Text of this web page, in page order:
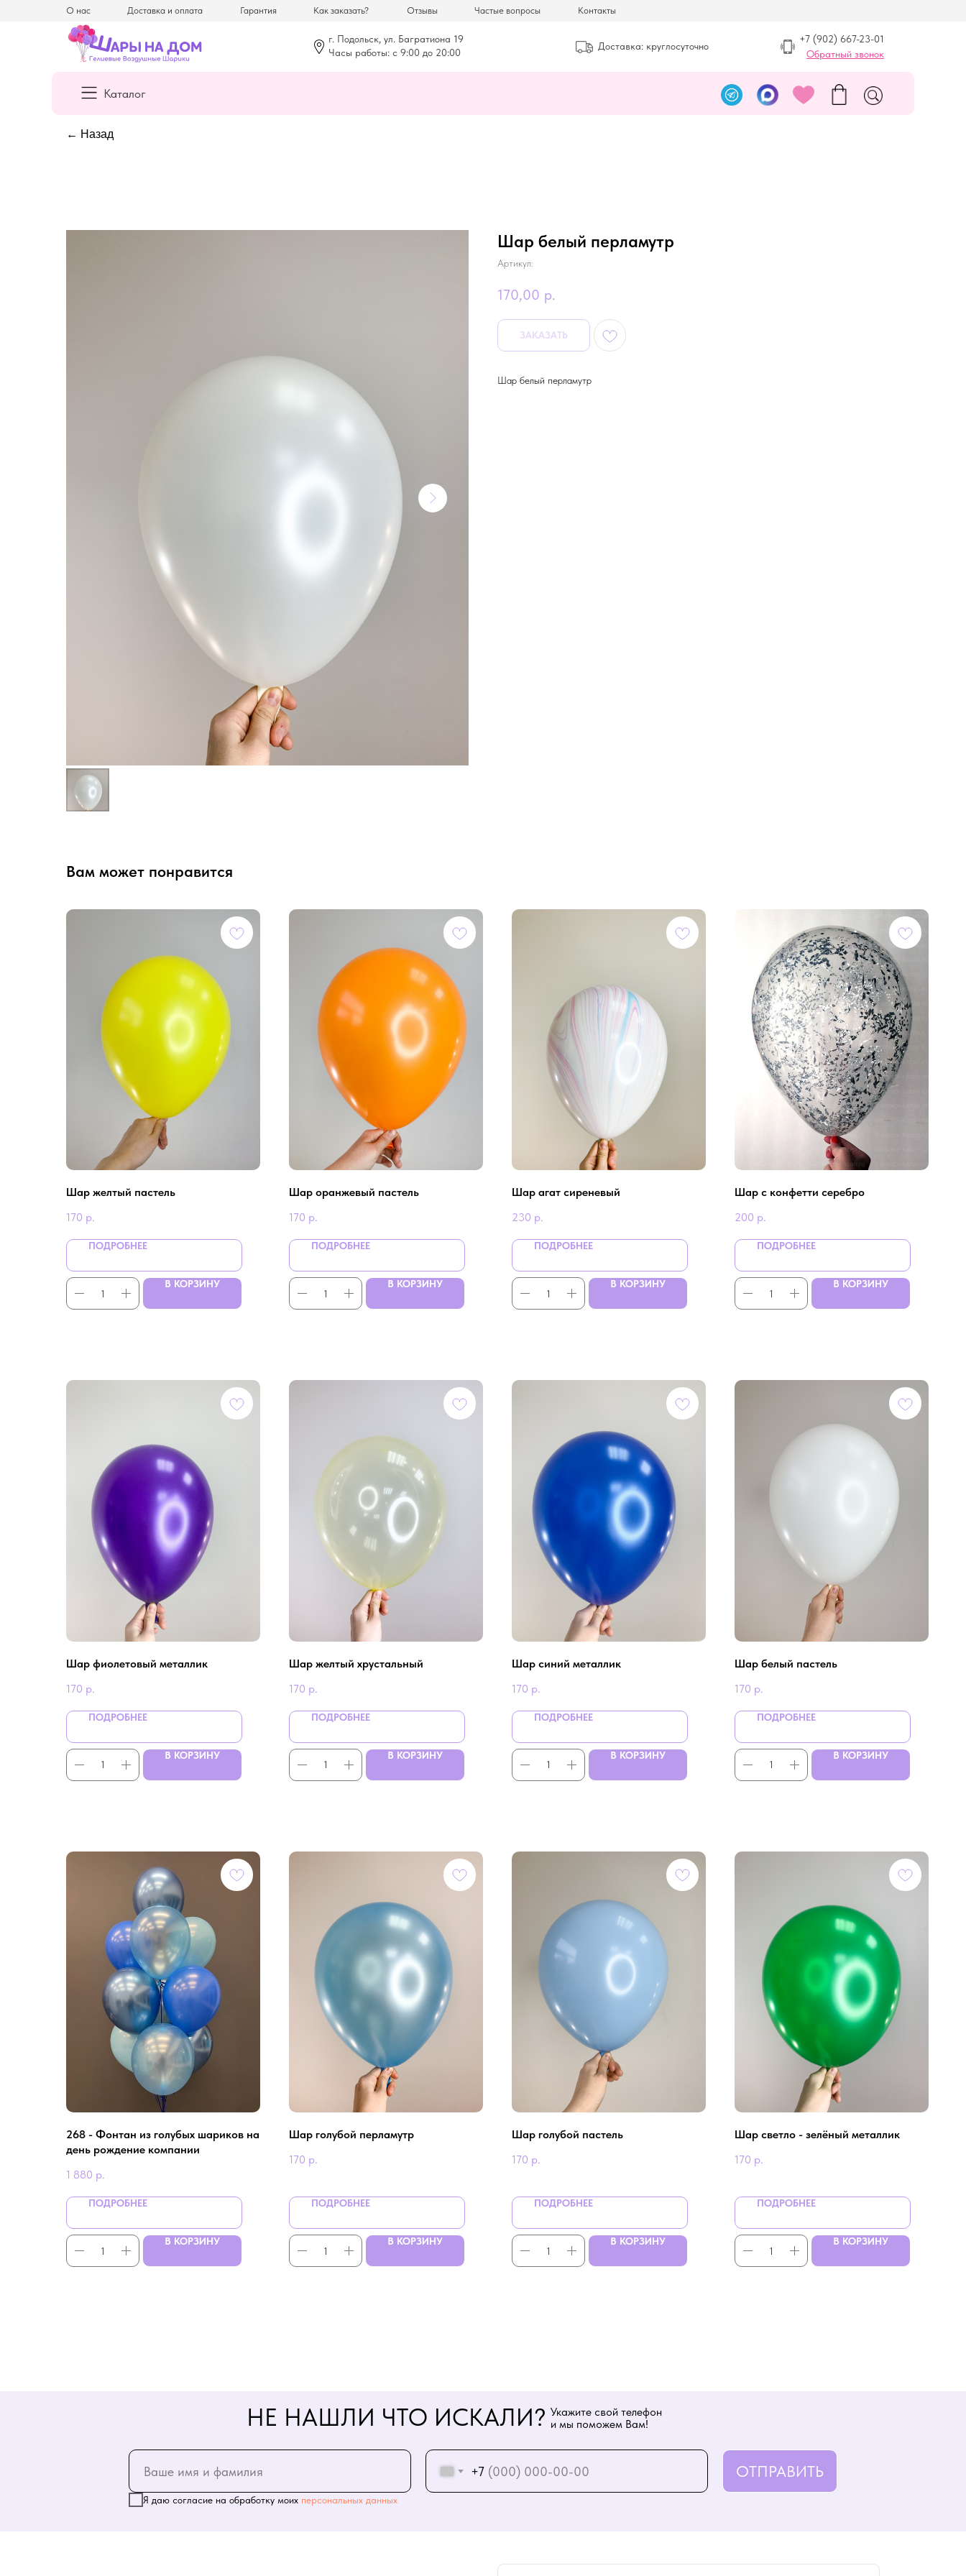
Отзывы Частые вопросы Контакты
Гарантия Как заказать?
Доставка и оплата
О нас
+7 (902) 667-23-01
Обратный звонок
г. Подольск, ул. Багратиона 19
Часы работы: с 9:00 до 20:00
Доставка: круглосуточно
Каталог
← Назад
Шар белый перламутр
Артикул:
170,00 р.
ЗАКАЗАТЬ
Шар белый перламутр
Вам может понравится
Шар желтый пастель
170 р.
ПОДРОБНЕЕ
В КОРЗИНУ
Шар оранжевый пастель
170 р.
ПОДРОБНЕЕ
В КОРЗИНУ
Шар агат сиреневый
230 р.
ПОДРОБНЕЕ
В КОРЗИНУ
Шар с конфетти серебро
200 р.
ПОДРОБНЕЕ
В КОРЗИНУ
Шар фиолетовый металлик
170 р.
ПОДРОБНЕЕ
В КОРЗИНУ
Шар желтый хрустальный
170 р.
ПОДРОБНЕЕ
В КОРЗИНУ
Шар синий металлик
170 р.
ПОДРОБНЕЕ
В КОРЗИНУ
Шар белый пастель
170 р.
ПОДРОБНЕЕ
В КОРЗИНУ
268 - Фонтан из голубых шариков на
день рождение компании
1 880 р.
ПОДРОБНЕЕ
В КОРЗИНУ
Шар голубой перламутр
170 р.
ПОДРОБНЕЕ
В КОРЗИНУ
Шар голубой пастель
170 р.
ПОДРОБНЕЕ
В КОРЗИНУ
Шар светло - зелёный металлик
170 р.
ПОДРОБНЕЕ
В КОРЗИНУ
+7
Я даю согласие на обработку моих персональных данных
ОТПРАВИТЬ
НЕ НАШЛИ ЧТО ИСКАЛИ? Укажите свой телефон
и мы поможем Вам!